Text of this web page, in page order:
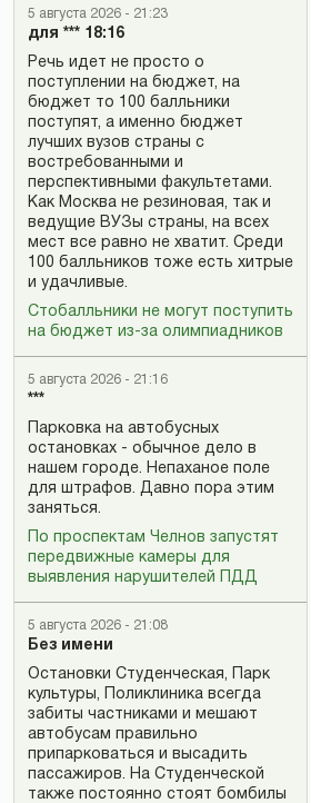
5 августа 2026 - 21:23
для *** 18:16
Речь идет не просто о
поступлении на бюджет, на
бюджет то 100 балльники
поступят, а именно бюджет
лучших вузов страны с
востребованными и
перспективными факультетами.
Как Москва не резиновая, так и
ведущие ВУЗы страны, на всех
мест все равно не хватит. Среди
100 балльников тоже есть хитрые
и удачливые.
Стобалльники не могут поступить
на бюджет из-за олимпиадников
5 августа 2026 - 21:16
***
Парковка на автобусных
остановках - обычное дело в
нашем городе. Непаханое поле
для штрафов. Давно пора этим
заняться.
По проспектам Челнов запустят
передвижные камеры для
выявления нарушителей ПДД
5 августа 2026 - 21:08
Без имени
Остановки Студенческая, Парк
культуры, Поликлиника всегда
забиты частниками и мешают
автобусам правильно
припарковаться и высадить
пассажиров. На Студенческой
также постоянно стоят бомбилы